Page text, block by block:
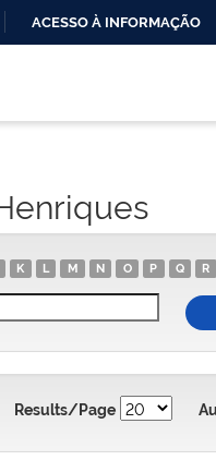
CONTEÚDO
ACESSO À INFORMAÇÃO
K L M N O P Q R
Results/Page